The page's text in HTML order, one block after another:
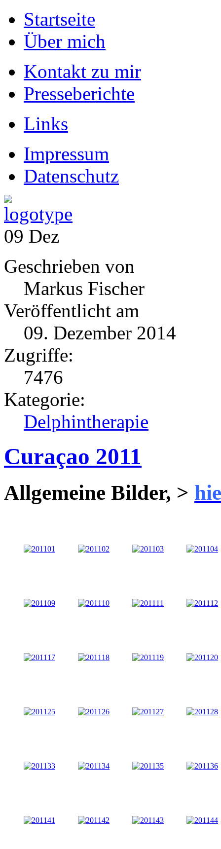
Startseite
Über mich
Kontakt zu mir
Presseberichte
Links
Impressum
Datenschutz
09 Dez
Geschrieben von
Markus Fischer
Veröffentlicht am
09. Dezember 2014
Zugriffe:
7476
Kategorie:
Delphintherapie
Curaçao 2011
Allgemeine Bilder, >